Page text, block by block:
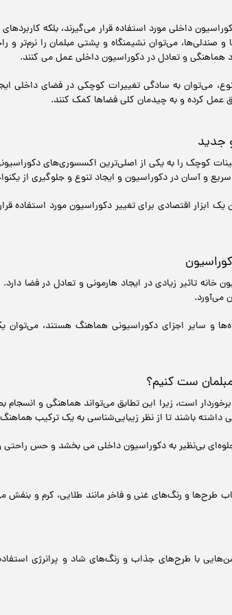
داخلی مورد استفاده قرار می‌گیرند، بلکه
صندلی‌ها، می‌توان نشیمنگاه و پشتی مبلمان را نرم‌تر
هماهنگی و تعادل در دکوراسیون داخلی عمل می کنند.
می‌توان به سادگی تغییرات کوچکی در فضای داخلی
عمل کرده و به چیدمان کلی فضاها کمک کنند.
جدید
کوچک را به یکی از اصلی‌ترین اکسسوری‌های
و آسان در دکوراسیون و ایجاد تنوع و جلوگیری از
یک ابزار اقتصادی برای تغییر دکوراسیون مورد استفاده
خانه تاثیر زیادی در ایجاد هارمونی و تعادل در فضا
می‌آورد.
و سایر اجزای دکوراسیونی هماهنگ هستند،
ست کنیم؟
است، زیرا این تطابق می‌تواند هماهنگی و
داشته باشند تا از نظر زیبایی‌شناسی به یک ترکیب
بی‌نظیر به دکوراسیون داخلی می بخشد و حس راحتی
طرح‌ها و رنگ‌های غنی و فاخر مانند طلایی، کرم و
با طرح‌های جذاب و رنگ‌های شاد و پرانرژی